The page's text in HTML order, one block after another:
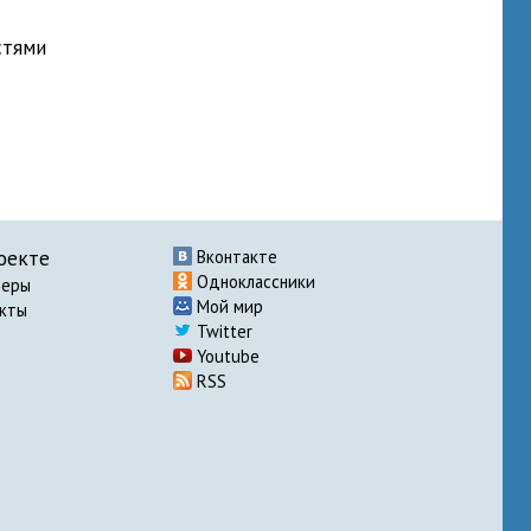
Вконтакте
Одноклассники
Мой мир
Twitter
Youtube
RSS